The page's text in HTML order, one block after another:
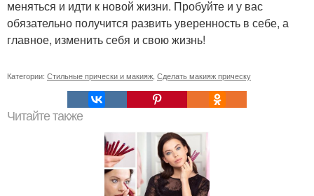
меняться и идти к новой жизни. Пробуйте и у вас
обязательно получится развить уверенность в себе, а
главное, изменить себя и свою жизнь!
Категории: Стильные прически и макияж Сделать макияж прическу
Читайте также